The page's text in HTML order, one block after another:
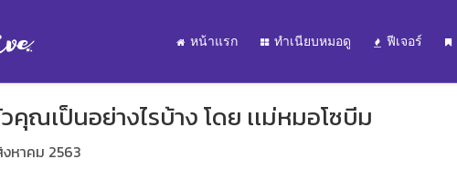
หน้าแรก ทำเนียบหมอดู ฟีเจอร์
คุณเป็นอย่างไรบ้าง โดย เเม่หมอโซบีม
หาคม 2563